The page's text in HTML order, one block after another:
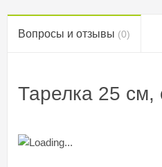
Вопросы и отзывы (0)
Тарелка 25 см,